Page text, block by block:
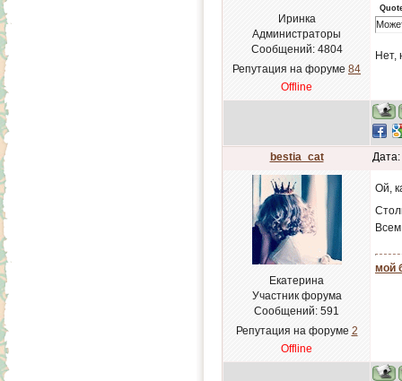
Иринка
Администраторы
Сообщений: 4804
Репутация на форуме 84
Offline
Нет,
bestia_cat
Екатерина
Участник форума
Сообщений: 591
Репутация на форуме 2
Offline
Ой,
мой